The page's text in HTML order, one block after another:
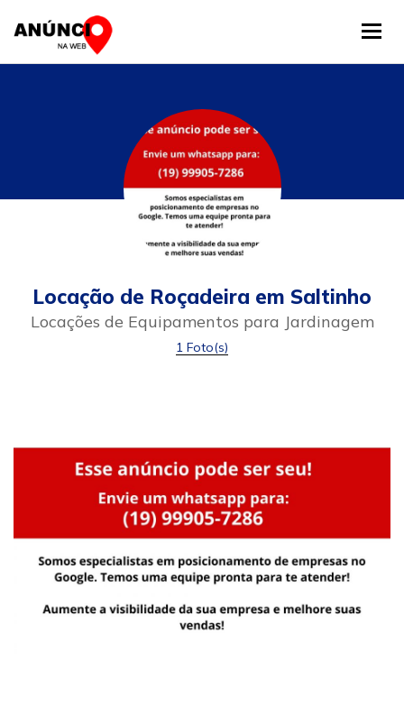
Locação de Roçadeira em Saltinho
Locações de Equipamentos para Jardinagem
1 Foto(s)